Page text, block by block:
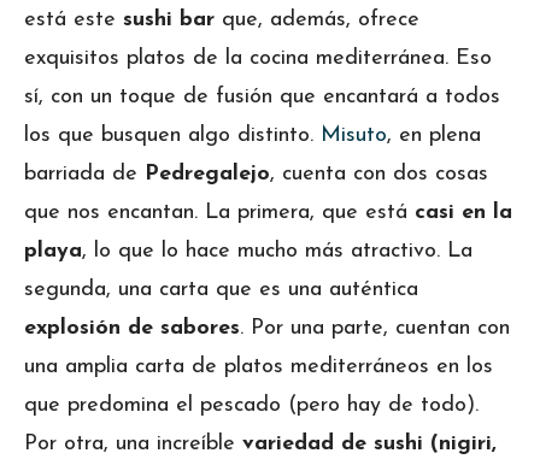
está este sushi bar que, además, ofrece
exquisitos platos de la cocina mediterránea. Eso
sí, con un toque de fusión que encantará a todos
los que busquen algo distinto. Misuto, en plena
barriada de Pedregalejo, cuenta con dos cosas
que nos encantan. La primera, que está casi en la
playa, lo que lo hace mucho más atractivo. La
segunda, una carta que es una auténtica
explosión de sabores. Por una parte, cuentan con
una amplia carta de platos mediterráneos en los
que predomina el pescado (pero hay de todo).
Por otra, una increíble variedad de sushi (nigiri,